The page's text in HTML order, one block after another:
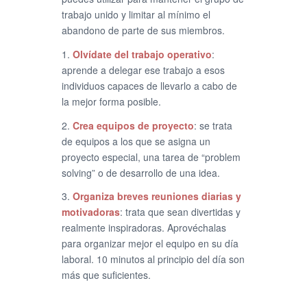
trabajo unido y limitar al mínimo el
abandono de parte de sus miembros.
1. Olvídate del trabajo operativo:
aprende a delegar ese trabajo a esos
individuos capaces de llevarlo a cabo de
la mejor forma posible.
2. Crea equipos de proyecto: se trata
de equipos a los que se asigna un
proyecto especial, una tarea de “problem
solving” o de desarrollo de una idea.
3. Organiza breves reuniones diarias y
motivadoras: trata que sean divertidas y
realmente inspiradoras. Aprovéchalas
para organizar mejor el equipo en su día
laboral. 10 minutos al principio del día son
más que suficientes.